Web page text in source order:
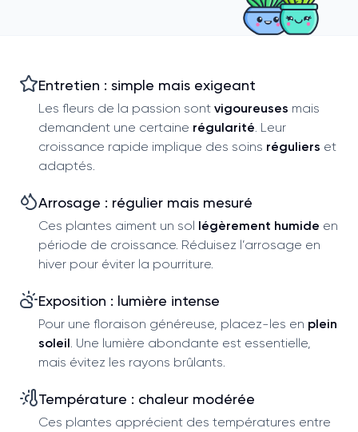
Entretien : simple mais exigeant
Les fleurs de la passion sont vigoureuses mais
demandent une certaine régularité . Leur
croissance rapide implique des soins réguliers et
adaptés.
Arrosage : régulier mais mesuré
Ces plantes aiment un sol légèrement humide en
période de croissance. Réduisez l’arrosage en
hiver pour éviter la pourriture.
Exposition : lumière intense
Pour une floraison généreuse, placez-les en plein
soleil . Une lumière abondante est essentielle,
mais évitez les rayons brûlants.
Température : chaleur modérée
Ces plantes apprécient des températures entre